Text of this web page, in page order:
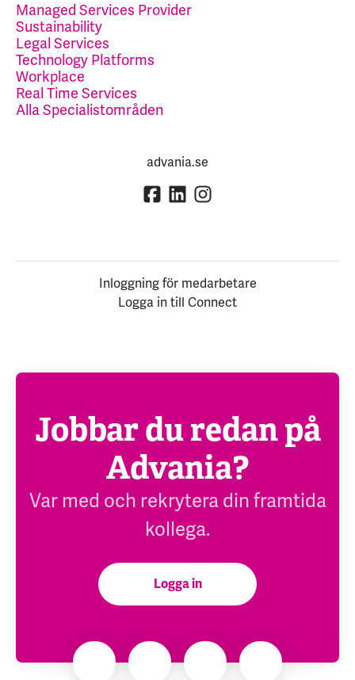
Managed Services Provider
Sustainability
Legal Services
Technology Platforms
Workplace
Real Time Services
Alla Specialistområden
advania.se
Inloggning för medarbetare
Logga in till Connect
Jobbar du redan på
Advania?
Var med och rekrytera din framtida
kollega.
Logga in